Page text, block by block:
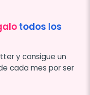
todos los
y consigue un
cada mes por ser